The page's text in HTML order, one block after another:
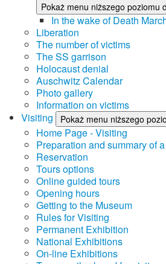
Pokaż menu niższego poziomu
In the wake of Death
Liberation
The number of victims
The SS garrison
Holocaust denial
Auschwitz Calendar
Photo gallery
Information on victims
Visiting
Pokaż menu niższego
Home Page - Visiting
Preparation and summary of
Reservation
Tours options
Online guided tours
Opening hours
Getting to the Museum
Rules for Visiting
Permanent Exhibition
National Exhibitions
On-line Exhibitions